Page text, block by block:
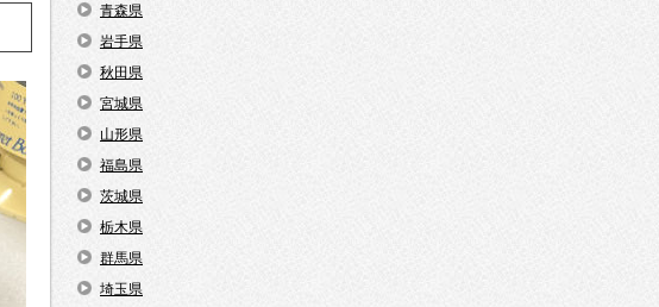
青森県
岩手県
秋田県
宮城県
山形県
福島県
茨城県
栃木県
群馬県
埼玉県